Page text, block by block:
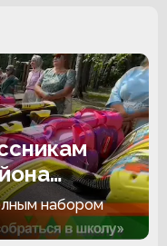
школу
набором